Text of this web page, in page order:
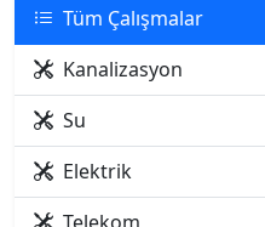
Tüm Çalışmalar
Kanalizasyon
Su
Elektrik